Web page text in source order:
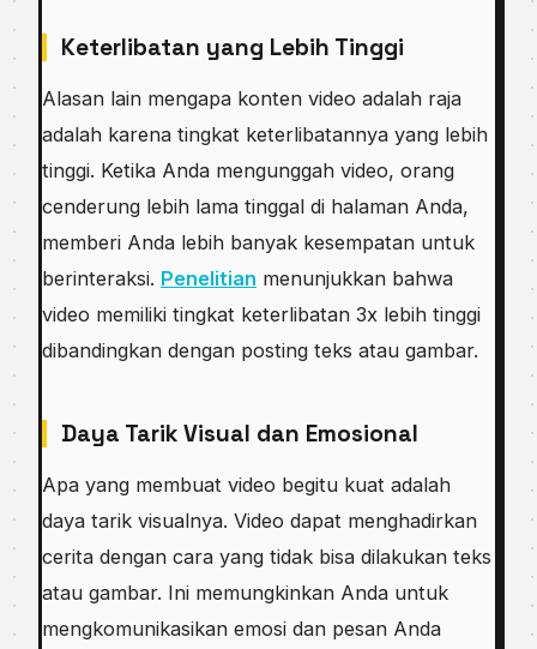
Keterlibatan yang Lebih Tinggi
Alasan lain mengapa konten video adalah raja
adalah karena tingkat keterlibatannya yang lebih
tinggi. Ketika Anda mengunggah video, orang
cenderung lebih lama tinggal di halaman Anda,
memberi Anda lebih banyak kesempatan untuk
berinteraksi. Penelitian menunjukkan bahwa
video memiliki tingkat keterlibatan 3x lebih tinggi
dibandingkan dengan posting teks atau gambar.
Daya Tarik Visual dan Emosional
Apa yang membuat video begitu kuat adalah
daya tarik visualnya. Video dapat menghadirkan
cerita dengan cara yang tidak bisa dilakukan teks
atau gambar. Ini memungkinkan Anda untuk
mengkomunikasikan emosi dan pesan Anda